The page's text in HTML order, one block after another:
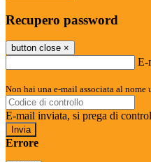
Recupero password
button close ×
E-
Non hai una e-mail associata al
E-mail inviata, si prega di
Errore